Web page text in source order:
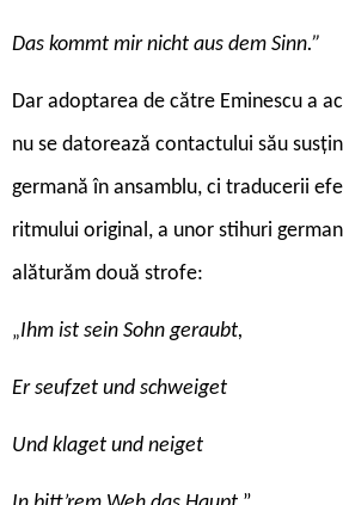
Das kommt mir nicht aus dem Sinn.”
Dar adoptarea de către Eminescu a
nu se datorează contactului său
germană în ansamblu, ci traducerii
ritmului original, a unor stihuri
alăturăm două strofe:
„Ihm ist sein Sohn geraubt,
Er seufzet und schweiget
Und klaget und neiget